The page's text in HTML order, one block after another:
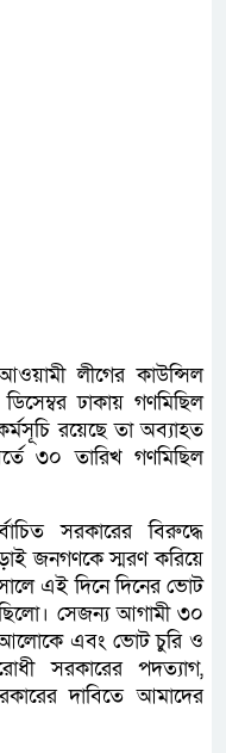
লীগের কাউন্সিল
ঢাকায় গণমিছিল
রয়েছে তা অব্যাহত
৩০ তারিখ গণমিছিল
সরকারের বিরুদ্ধে
জনগণকে স্মরণ করিয়ে
এই দিনে দিনের ভোট
সেজন্য আগামী ৩০
আলোকে এবং ভোট চুরি ও
সরকারের পদত্যাগ,
দাবিতে আমাদের